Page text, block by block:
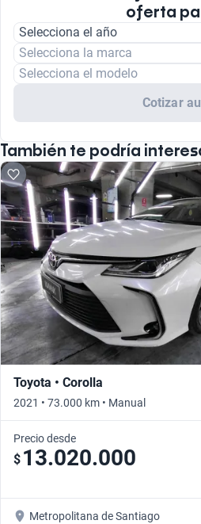
oferta
Selecciona el año
Selecciona la marca
Selecciona el modelo
Cotizar
También te podría
Toyota • Corolla
2021 • 73.000 km • Manual
Precio desde
$ 13.020.000
Metropolitana de Santiago